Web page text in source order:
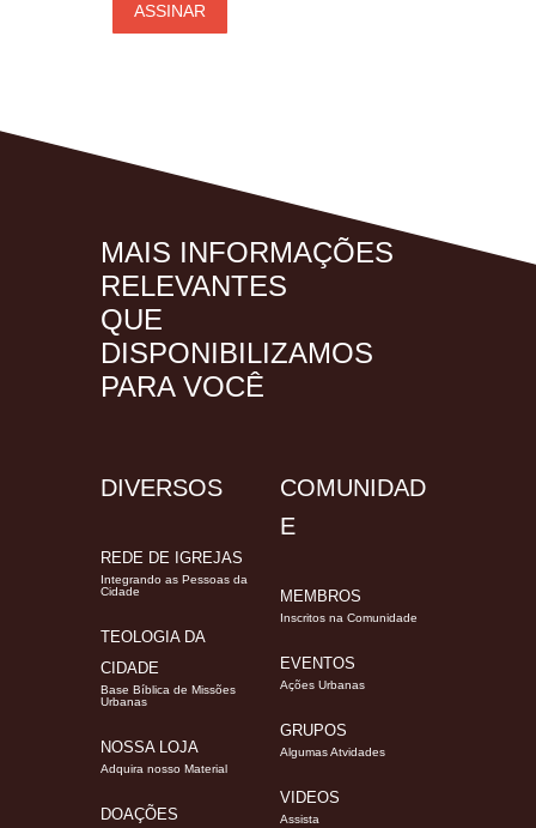
MAIS INFORMAÇÕES
RELEVANTES
QUE
DISPONIBILIZAMOS
PARA VOCÊ
DIVERSOS
REDE DE IGREJAS
Integrando as Pessoas da
Cidade
TEOLOGIA DA
CIDADE
Base Bíblica de Missões
Urbanas
NOSSA LOJA
Adquira nosso Material
DOAÇÕES
COMUNIDAD
E
MEMBROS
Inscritos na Comunidade
EVENTOS
Ações Urbanas
GRUPOS
Algumas Atvidades
VIDEOS
Assista